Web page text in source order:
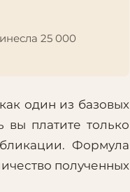
25 000
один из базовых
вы платите только
Формула
полученных